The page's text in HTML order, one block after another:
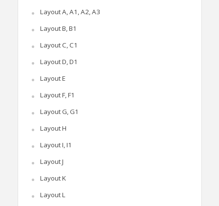
Layout A, A1, A2, A3
Layout B, B1
Layout C, C1
Layout D, D1
Layout E
Layout F, F1
Layout G, G1
Layout H
Layout I, I1
Layout J
Layout K
Layout L